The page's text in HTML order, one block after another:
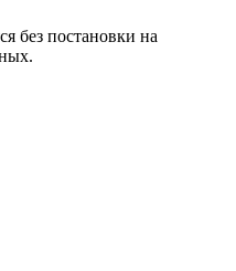
без постановки на